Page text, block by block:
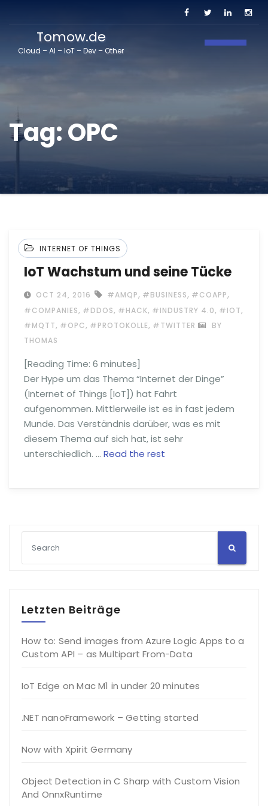
Tomow.de
Cloud – AI – IoT – Dev – Other
Tag:OPC
INTERNET OF THINGS
IoT Wachstum und seine Tücke
OCT 24, 2016 #AMQP, #BUSINESS, #COAPP,
#COMPANIES, #DDOS, #HACK, #INDUSTRY 4.0, #IOT,
#MQTT, #OPC, #PROTOKOLLE, #TWITTER
BY
THOMAS
[Reading Time: 6 minutes]
Der Hype um das Thema “Internet der Dinge”
(Internet of Things [IoT]) hat Fahrt
aufgenommen. Mittlerweile ist es in fast jedem
Munde. Das Verständnis darüber, was es mit
diesem Thema auf sich hat, ist sehr
unterschiedlich. … Read the rest
Letzten Beiträge
How to: Send images from Azure Logic Apps to a
Custom API – as Multipart From-Data
IoT Edge on Mac M1 in under 20 minutes
.NET nanoFramework – Getting started
Now with Xpirit Germany
Object Detection in C Sharp with Custom Vision
And OnnxRuntime